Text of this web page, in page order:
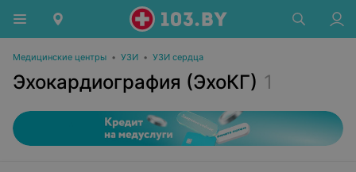
Медицинские центры • УЗИ • УЗИ сердца
Эхокардиография (ЭхоКГ) 1